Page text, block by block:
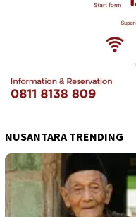
NUSANTARA TRENDING